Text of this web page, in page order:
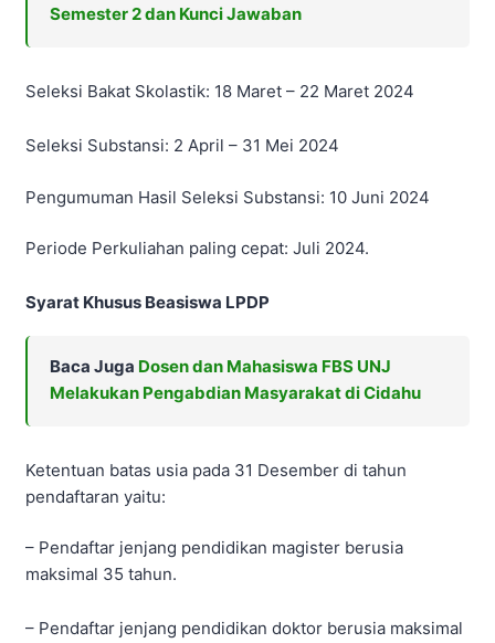
Semester 2 dan Kunci Jawaban
Seleksi Bakat Skolastik: 18 Maret – 22 Maret 2024
Seleksi Substansi: 2 April – 31 Mei 2024
Pengumuman Hasil Seleksi Substansi: 10 Juni 2024
Periode Perkuliahan paling cepat: Juli 2024.
Syarat Khusus Beasiswa LPDP
Baca Juga Dosen dan Mahasiswa FBS UNJ
Melakukan Pengabdian Masyarakat di Cidahu
Ketentuan batas usia pada 31 Desember di tahun
pendaftaran yaitu:
– Pendaftar jenjang pendidikan magister berusia
maksimal 35 tahun.
– Pendaftar jenjang pendidikan doktor berusia maksimal